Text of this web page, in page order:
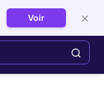
Se connecter
Voir ×